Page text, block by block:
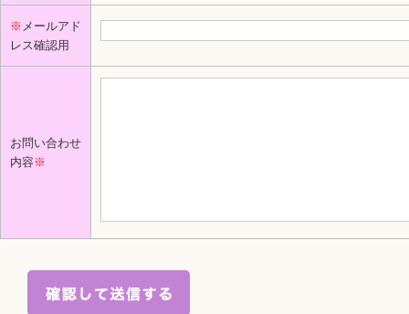
※ メールアド
レス確認用
お問い合わせ
内容 ※